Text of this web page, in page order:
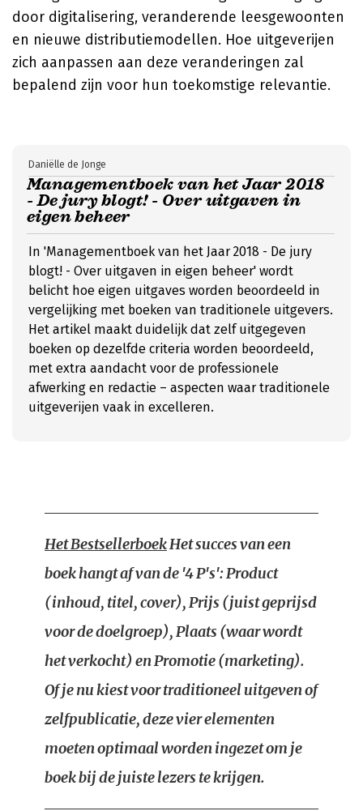
door digitalisering, veranderende leesgewoonten
en nieuwe distributiemodellen. Hoe uitgeverijen
zich aanpassen aan deze veranderingen zal
bepalend zijn voor hun toekomstige relevantie.
Managementboek van het Jaar 2018
- De jury blogt! - Over uitgaven in
eigen beheer
Daniëlle de Jonge
In 'Managementboek van het Jaar 2018 - De jury
blogt! - Over uitgaven in eigen beheer' wordt
belicht hoe eigen uitgaves worden beoordeeld in
vergelijking met boeken van traditionele uitgevers.
Het artikel maakt duidelijk dat zelf uitgegeven
boeken op dezelfde criteria worden beoordeeld,
met extra aandacht voor de professionele
afwerking en redactie – aspecten waar traditionele
uitgeverijen vaak in excelleren.
Het BestsellerboekHet succes van een
boek hangt af van de '4 P's': Product
(inhoud, titel, cover), Prijs (juist geprijsd
voor de doelgroep), Plaats (waar wordt
het verkocht) en Promotie (marketing).
Of je nu kiest voor traditioneel uitgeven of
zelfpublicatie, deze vier elementen
moeten optimaal worden ingezet om je
boek bij de juiste lezers te krijgen.